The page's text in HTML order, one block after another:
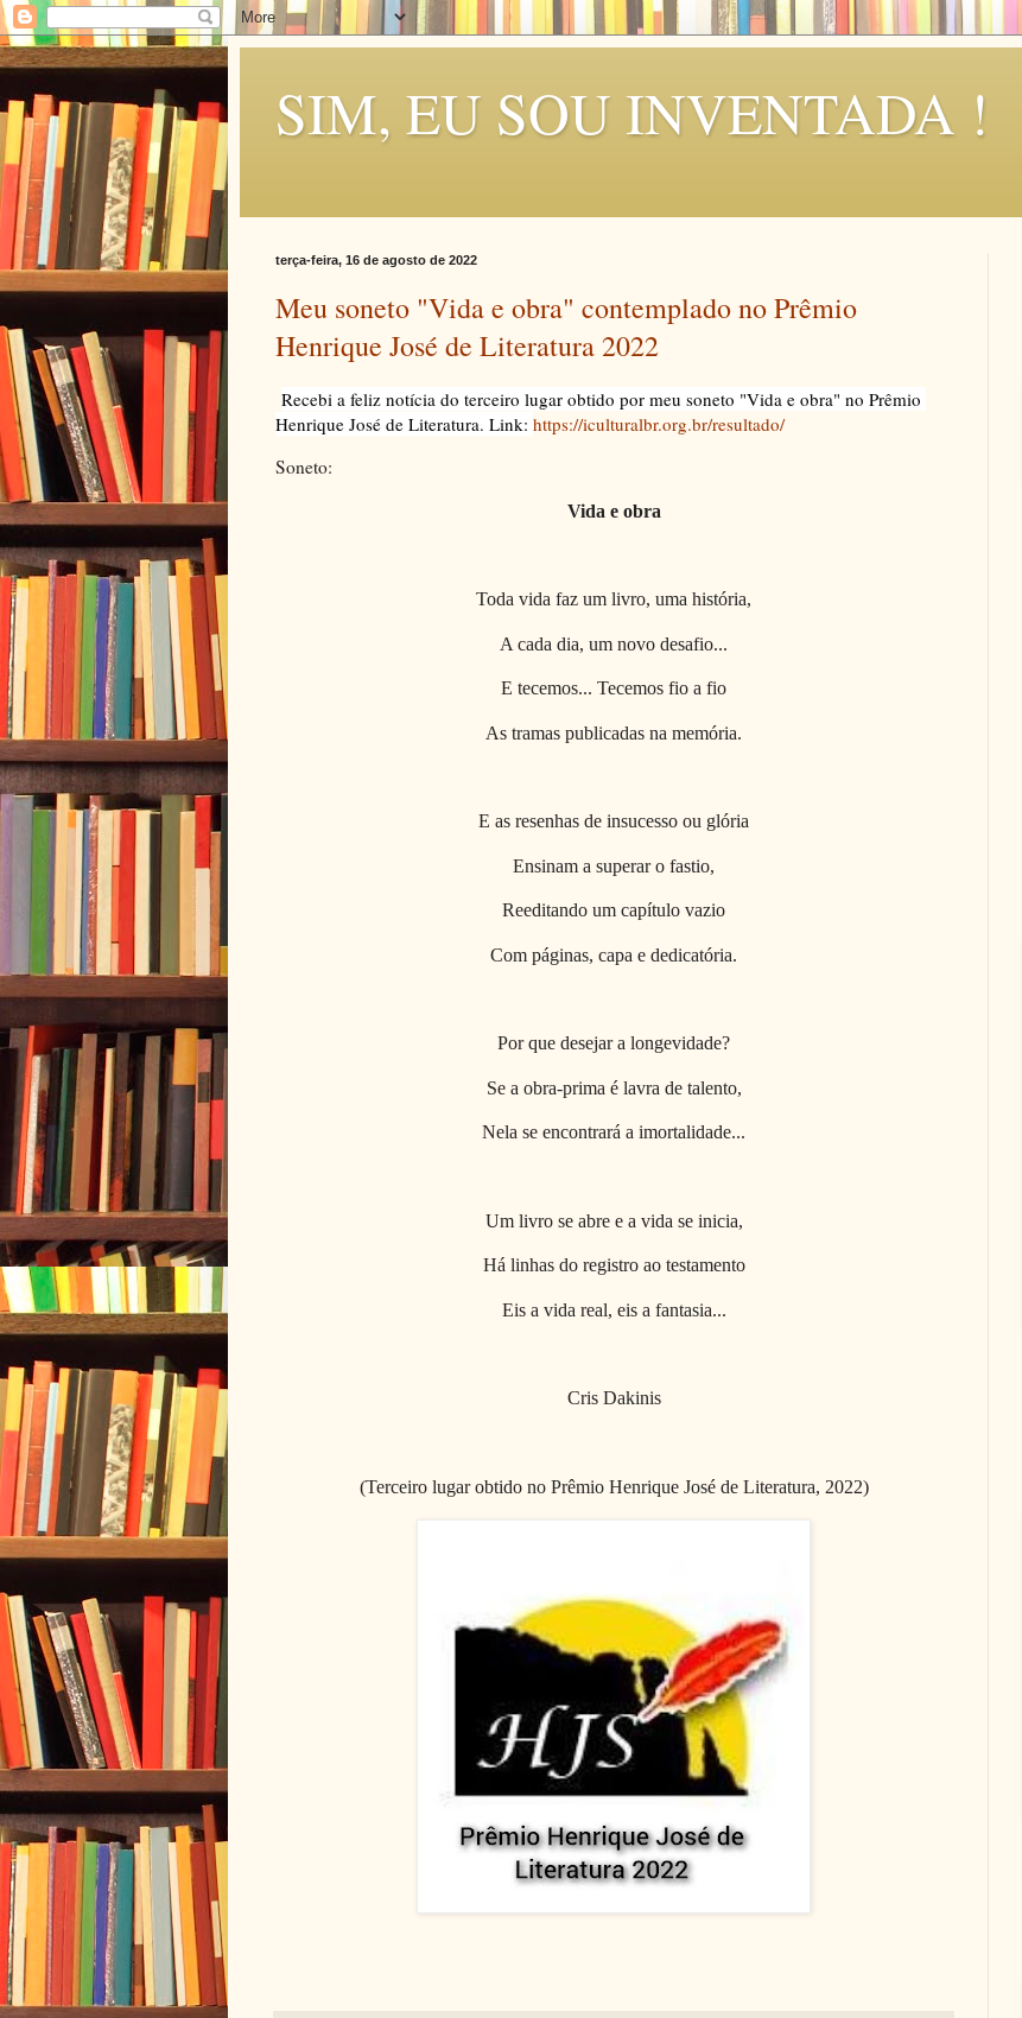
SIM, EU SOU INVENTADA !
terça-feira, 16 de agosto de 2022
Meu soneto "Vida e obra" contemplado no Prêmio
Henrique José de Literatura 2022
Recebi a feliz notícia do terceiro lugar obtido por meu soneto "Vida e obra" no Prêmio
Henrique José de Literatura. Link: https://iculturalbr.org.br/resultado/
Soneto:
Vida e obra
Toda vida faz um livro, uma história,
A cada dia, um novo desafio...
E tecemos... Tecemos fio a fio
As tramas publicadas na memória.
E as resenhas de insucesso ou glória
Ensinam a superar o fastio,
Reeditando um capítulo vazio
Com páginas, capa e dedicatória.
Por que desejar a longevidade?
Se a obra-prima é lavra de talento,
Nela se encontrará a imortalidade...
Um livro se abre e a vida se inicia,
Há linhas do registro ao testamento
Eis a vida real, eis a fantasia...
Cris Dakinis
(Terceiro lugar obtido no Prêmio Henrique José de Literatura, 2022)